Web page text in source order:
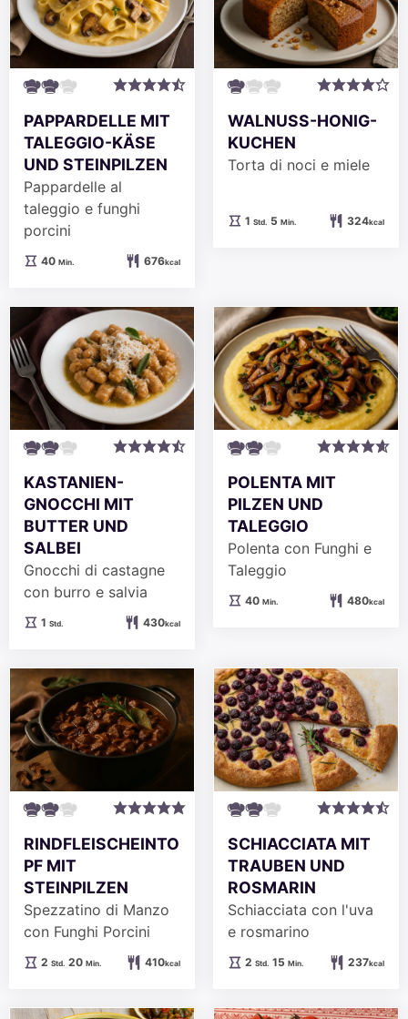
PAPPARDELLE MIT
TALEGGIO-KÄSE
UND STEINPILZEN
Pappardelle al
taleggio e funghi
porcini
40Minuten
Min. 676kcal
WALNUSS-HONIG-
KUCHEN
Torta di noci e miele
1Stunde
Std. 5Minuten
Min. 324kcal
KASTANIEN-
GNOCCHI MIT
BUTTER UND
SALBEI
Gnocchi di castagne
con burro e salvia
1Stunde
Std. 430kcal
POLENTA MIT
PILZEN UND
TALEGGIO
Polenta con Funghi e
Taleggio
40Minuten
Min. 480kcal
RINDFLEISCHEINTO
PF MIT
STEINPILZEN
Spezzatino di Manzo
con Funghi Porcini
2Stunden
Std. 20Minuten
Min. 410kcal
SCHIACCIATA MIT
TRAUBEN UND
ROSMARIN
Schiacciata con l'uva
e rosmarino
2Stunden
Std. 15Minuten
Min. 237kcal